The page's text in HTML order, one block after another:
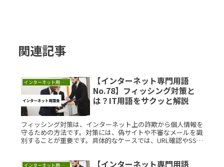
関連記事
インターネット用語集
【インターネット専門用語
No.78】フィッシング対策と
は？IT用語をサクッと解説
フィッシング対策は、インターネット上の詐欺から個人情報を
守るための方法です。対策には、偽サイトや不審なメールを識
別することが重要です。具体的なケースでは、URL確認やSSL
インターネット用語集
【インターネット専門用語